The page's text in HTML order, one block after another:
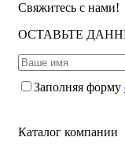
Свяжитесь с нами!
ОСТАВЬТЕ
Заполняя форму
Каталог компании